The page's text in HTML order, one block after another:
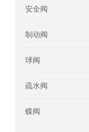
安全阀
制动阀
球阀
疏水阀
蝶阀